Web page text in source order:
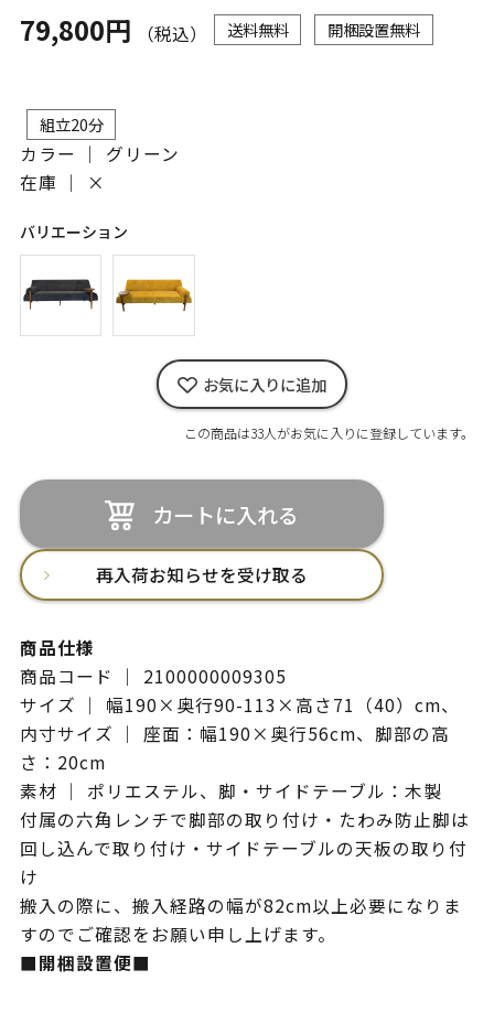
79,800円 （税込） 送料無料 開梱設置無料
組立20分
カラー ｜ グリーン
在庫 ｜
×
バリエーション
お気に入りに追加
この商品は33人がお気に入りに登録しています。
カートに入れる
再入荷お知らせを受け取る
商品仕様
商品コード ｜ 2100000009305
サイズ ｜ 幅190×奥行90-113×高さ71（40）cm、
内寸サイズ ｜ 座面：幅190×奥行56cm、脚部の高
さ：20cm
素材 ｜ ポリエステル、脚・サイドテーブル：木製
付属の六角レンチで脚部の取り付け・たわみ防止脚は
回し込んで取り付け・サイドテーブルの天板の取り付
け
搬入の際に、搬入経路の幅が82cm以上必要になりま
すのでご確認をお願い申し上げます。
■開梱設置便■